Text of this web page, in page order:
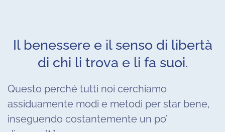
Il benessere e il senso di libertà
di chi li trova e li fa suoi.
Questo perché tutti noi cerchiamo
assiduamente modi e metodi per star bene,
inseguendo costantemente un po’